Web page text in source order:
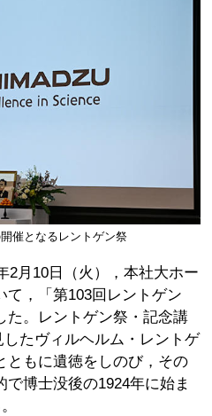
催となるレントゲン祭
2月10日（火），本社大ホー
て，「第103回レントゲン
た。レントゲン祭・記念講
たヴィルヘルム・レントゲ
ともに遺徳をしのび，その
博士没後の1924年に始ま